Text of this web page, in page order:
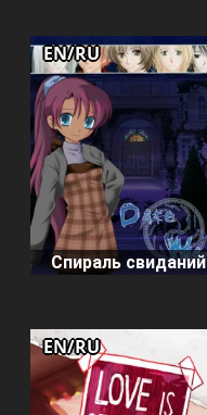
Спираль свиданий
EN/RU
EN/RU